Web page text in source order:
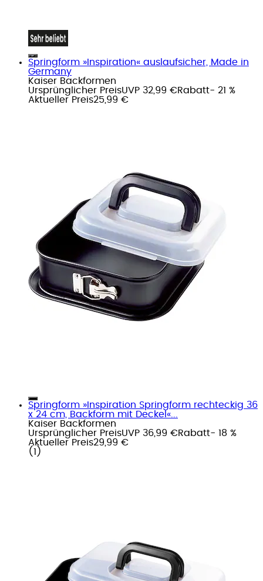
Springform »Inspiration« auslaufsicher, Made in
Germany
Kaiser Backformen
Ursprünglicher PreisUVP 32,99 €Rabatt- 21 %
Aktueller Preis25,99 €
Springform »Inspiration Springform rechteckig 36
x 24 cm, Backform mit Deckel«...
Kaiser Backformen
Ursprünglicher PreisUVP 36,99 €Rabatt- 18 %
Aktueller Preis29,99 €
( 1 )